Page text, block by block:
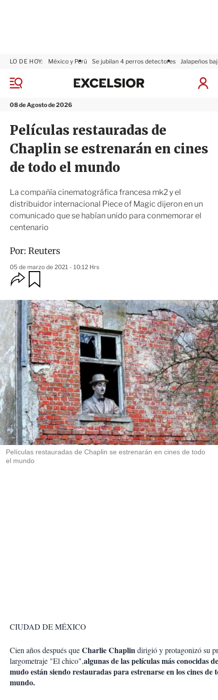
M
n
08 de Agosto de 2026
LO DE HOY: México y Perú Se jubilan 4 perros detectores Jalapeños
I
S
x
i
r
Películas restauradas de
Chaplin se estrenarán en cines
de todo el mundo
La compañía cinematográfica francesa mk2 y el
distribuidor internacional Piece of Magic dijeron en un
comunicado que se habían unido para conmemorar el
centenario
Por: Reuters
05 de marzo de 2021 - 10:12 Hrs
O
p
i
o
n
e
s
d
e
c
o
m
p
a
r
t
i
r
r
d
a
r
Películas restauradas de Chaplin se estrenarán en cines de todo
el mundo
CIUDAD DE MÉXICO
Cien años después queCharlie Chaplindirigió y protagonizó su
largometraje "El chico",algunas de las películas más conocidas
mudo están siendo restauradas para estrenarse en los cines de
mundo.